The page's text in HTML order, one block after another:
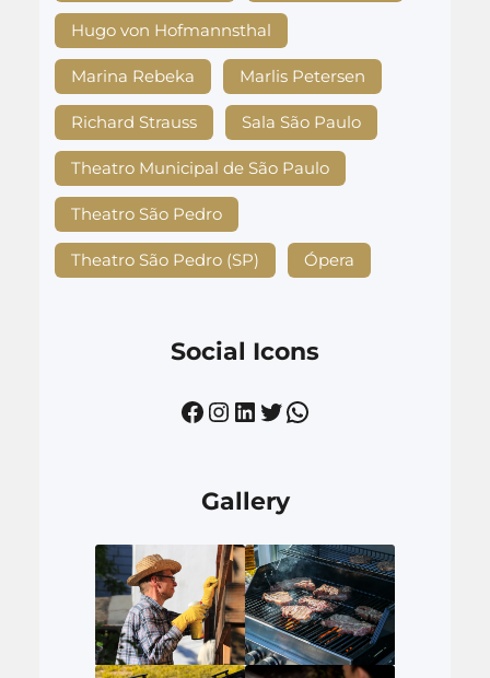
Hugo von Hofmannsthal
Marina Rebeka Marlis Petersen
Richard Strauss Sala São Paulo
Theatro Municipal de São Paulo
Theatro São Pedro
Theatro São Pedro (SP) Ópera
Social Icons
Facebook Instagram LinkedIn Twitter WhatsApp
Gallery